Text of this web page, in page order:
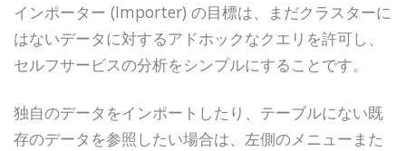
インポーター (Importer) の目標は、まだクラスターに
はないデータに対するアドホックなクエリを許可し、
セルフサービスの分析をシンプルにすることです。
独自のデータをインポートしたり、テーブルにない既
存のデータを参照したい場合は、左側のメニューまた